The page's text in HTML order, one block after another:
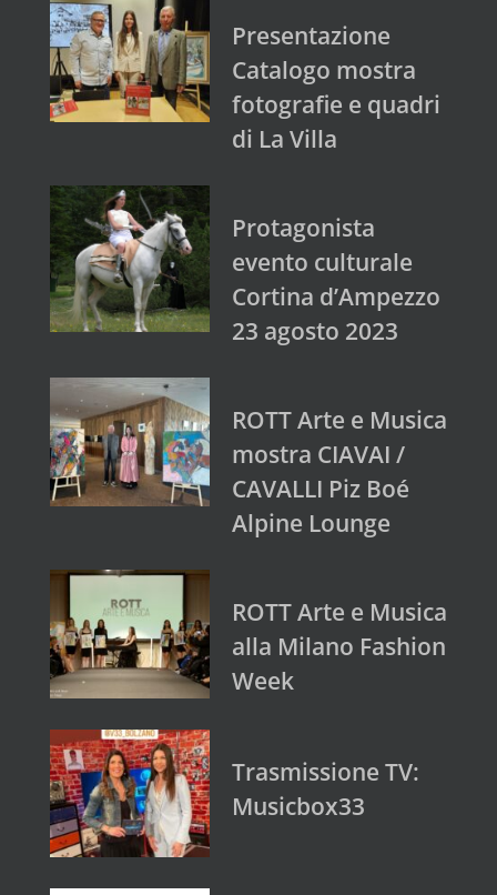
Presentazione
Catalogo mostra
fotografie e quadri
di La Villa
Protagonista
evento culturale
Cortina d’Ampezzo
23 agosto 2023
ROTT Arte e Musica
mostra CIAVAI /
CAVALLI Piz Boé
Alpine Lounge
ROTT Arte e Musica
alla Milano Fashion
Week
Trasmissione TV:
Musicbox33